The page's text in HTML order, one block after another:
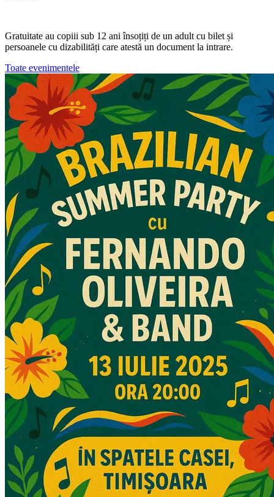
Gratuitate au copiii sub 12 ani însoțiți de un adult cu bilet și
persoanele cu dizabilități care atestă un document la intrare.
Toate evenimentele